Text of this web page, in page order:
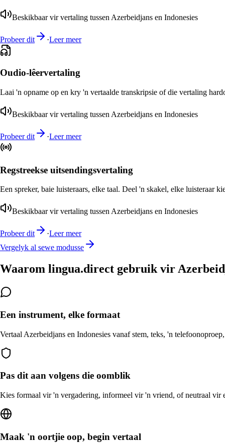
Beskikbaar vir vertaling tussen Azerbeidjans en Indonesies
Probeer dit ·Leer meer
Oudio-lêervertaling
Laai 'n opname op en kry 'n vertaalde transkripsie of die vertaling
Beskikbaar vir vertaling tussen Azerbeidjans en Indonesies
Probeer dit ·Leer meer
Regstreekse uitsendingsvertaling
Een spreker, baie luisteraars, elke taal. Deel 'n skakel, elke luisteraar
Beskikbaar vir vertaling tussen Azerbeidjans en Indonesies
Probeer dit ·Leer meer
Vergelyk al sewe modusse
Waarom lingua.direct gebruik vir
Een instrument, elke formaat
Vertaal Azerbeidjans en Indonesies vanaf stem, teks, 'n
Pas dit aan volgens die oomblik
Kies formaal vir 'n vergadering, informeel vir 'n vriend, of neutraal vir
Maak 'n oortjie oop, begin vertaal